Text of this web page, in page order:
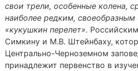
свои трели, особенные колена,
наиболее редким, своеобразным
«кукушкин перелет».
Симкину и М.В. Штейнбаху,
Центрально-Черноземном
принадлежит первенство в